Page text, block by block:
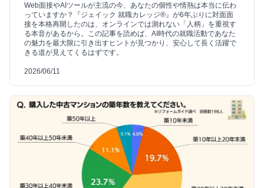
Web面接やAIツールが主流の今、あなたの個性や情熱は本当に伝わ
っていますか？『ジェイック 就職カレッジ®』が6年ぶりに対面面
接を本格再開したのは、オンラインでは測れない「人柄」を重視す
る本音があるから。この記事を読めば、AI時代の就職活動であなた
の魅力を最大限に引き出すヒントが見つかり、安心して長く活躍で
きる道が見えてくるはずです。
2026/06/11